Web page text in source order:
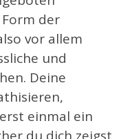
der
vor allem
und
Deine
einmal ein